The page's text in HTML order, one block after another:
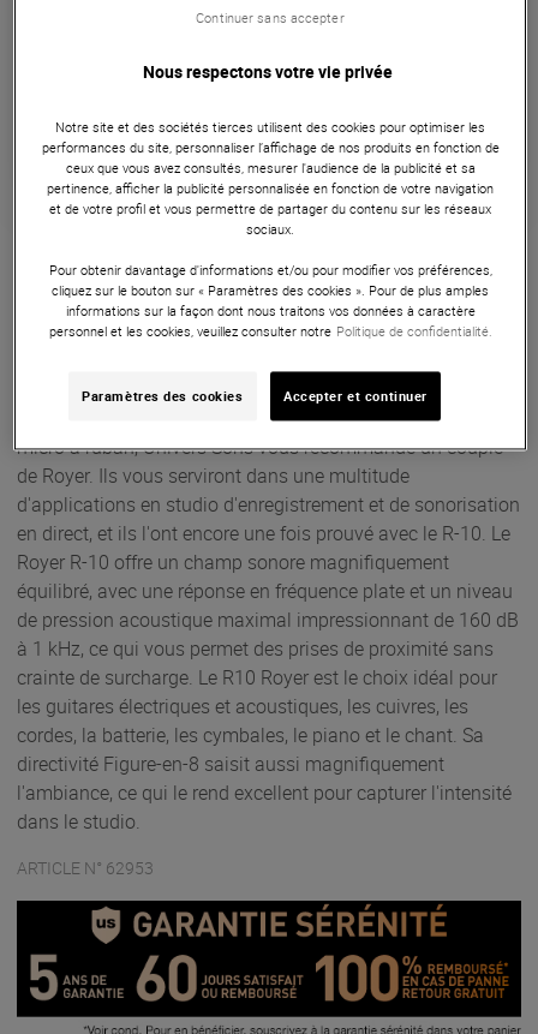
4x 10x 12x
444,33 € / mois
Mensualités :
2x444.33 €
Coût de financement :
0 €
TAEG fixe : 0
Garantie3
Eligible à la Garantie Sérénité
Microphones
ruban passifs dynamiques, avec une directivité Figure-en-8.
Si vous êtes à la recherche du son doux et chaleureux d'un
micro à ruban, Univers Sons vous recommande un couple
de Royer. Ils vous serviront dans une multitude
d'applications en studio d'enregistrement et de sonorisation
en direct, et ils l'ont encore une fois prouvé avec le R-10. Le
Royer R-10 offre un champ sonore magnifiquement
équilibré, avec une réponse en fréquence plate et un niveau
de pression acoustique maximal impressionnant de 160 dB
à 1 kHz, ce qui vous permet des prises de proximité sans
crainte de surcharge. Le R10 Royer est le choix idéal pour
les guitares électriques et acoustiques, les cuivres, les
cordes, la batterie, les cymbales, le piano et le chant. Sa
directivité Figure-en-8 saisit aussi magnifiquement
l'ambiance, ce qui le rend excellent pour capturer l'intensité
dans le studio.
ARTICLE N° 62953
Nous respectons votre vie privée
Notre site et des sociétés tierces utilisent des cookies pour optimiser les
performances du site, personnaliser l’affichage de nos produits en fonction de
ceux que vous avez consultés, mesurer l'audience de la publicité et sa
pertinence, afficher la publicité personnalisée en fonction de votre navigation
et de votre profil et vous permettre de partager du contenu sur les réseaux
sociaux.
Pour obtenir davantage d'informations et/ou pour modifier vos préférences,
cliquez sur le bouton sur « Paramètres des cookies ». Pour de plus amples
informations sur la façon dont nous traitons vos données à caractère
personnel et les cookies, veuillez consulter notre Politique de confidentialité.
Paramètres des cookies Accepter et continuer
Continuer sans accepter